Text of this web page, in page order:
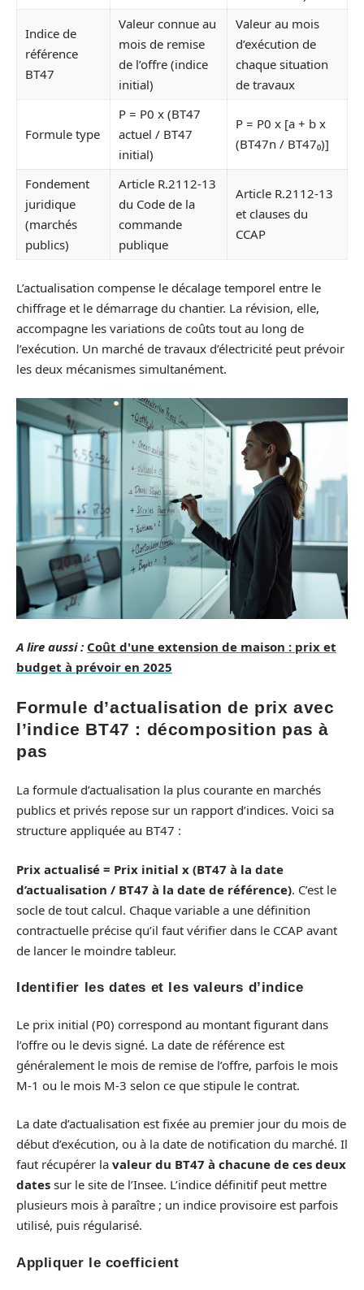
Indice de
référence
BT47
Valeur connue au
mois de remise
de l’offre (indice
initial)
Valeur au mois
d’exécution de
chaque situation
de travaux
Formule type
P = P0 x (BT47
actuel / BT47
initial)
P = P0 x [a + b x
(BT47n / BT47₀)]
Fondement
juridique
(marchés
publics)
Article R.2112-13
du Code de la
commande
publique
Article R.2112-13
et clauses du
CCAP
L’actualisation compense le décalage temporel entre le
chiffrage et le démarrage du chantier. La révision, elle,
accompagne les variations de coûts tout au long de
l’exécution. Un marché de travaux d’électricité peut prévoir
les deux mécanismes simultanément.
A lire aussi : Coût d'une extension de maison : prix et
budget à prévoir en 2025
Formule d’actualisation de prix avec
l’indice BT47 : décomposition pas à
pas
La formule d’actualisation la plus courante en marchés
publics et privés repose sur un rapport d’indices. Voici sa
structure appliquée au BT47 :
Prix actualisé = Prix initial x (BT47 à la date
d’actualisation / BT47 à la date de référence). C’est le
socle de tout calcul. Chaque variable a une définition
contractuelle précise qu’il faut vérifier dans le CCAP avant
de lancer le moindre tableur.
Identifier les dates et les valeurs d’indice
Le prix initial (P0) correspond au montant figurant dans
l’offre ou le devis signé. La date de référence est
généralement le mois de remise de l’offre, parfois le mois
M-1 ou le mois M-3 selon ce que stipule le contrat.
La date d’actualisation est fixée au premier jour du mois de
début d’exécution, ou à la date de notification du marché. Il
faut récupérer la valeur du BT47 à chacune de ces deux
dates sur le site de l’Insee. L’indice définitif peut mettre
plusieurs mois à paraître ; un indice provisoire est parfois
utilisé, puis régularisé.
Appliquer le coefficient